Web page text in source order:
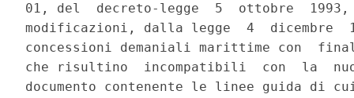
01, del  decreto-legge  5  ottobre
modificazioni, dalla legge  4
concessioni demaniali marittime con
che risultino  incompatibili  con  la
documento contenente le linee guida di